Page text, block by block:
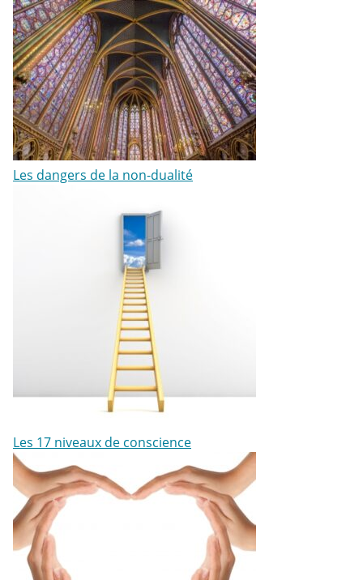
Les dangers de la non-dualité
Les 17 niveaux de conscience